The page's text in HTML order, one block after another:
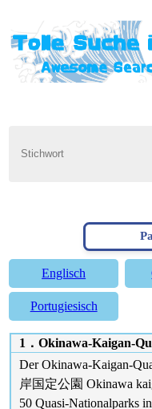
Englisch
Portugiesisch
1．Okinawa-Kaigan-
Der Okinawa-Kaigan-
岸国定公園 Okinawa
50 Quasi-Nationalparks